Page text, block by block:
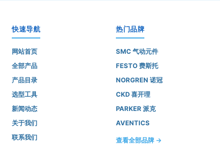
快速导航
网站首页
全部产品
产品目录
选型工具
新闻动态
关于我们
联系我们
热门品牌
SMC 气动元件
FESTO 费斯托
NORGREN 诺冠
CKD 喜开理
PARKER 派克
AVENTICS
查看全部品牌 →